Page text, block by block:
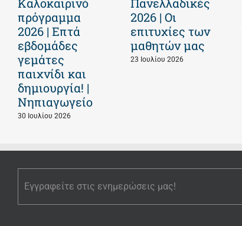
Καλοκαιρινό
πρόγραμμα
2026 | Επτά
εβδομάδες
γεμάτες
παιχνίδι και
δημιουργία! |
Νηπιαγωγείο
30 Ιουλίου 2026
Πανελλαδικές
2026 | Οι
επιτυχίες των
μαθητών μας
23 Ιουλίου 2026
Εγγραφείτε στις ενημερώσεις μας!